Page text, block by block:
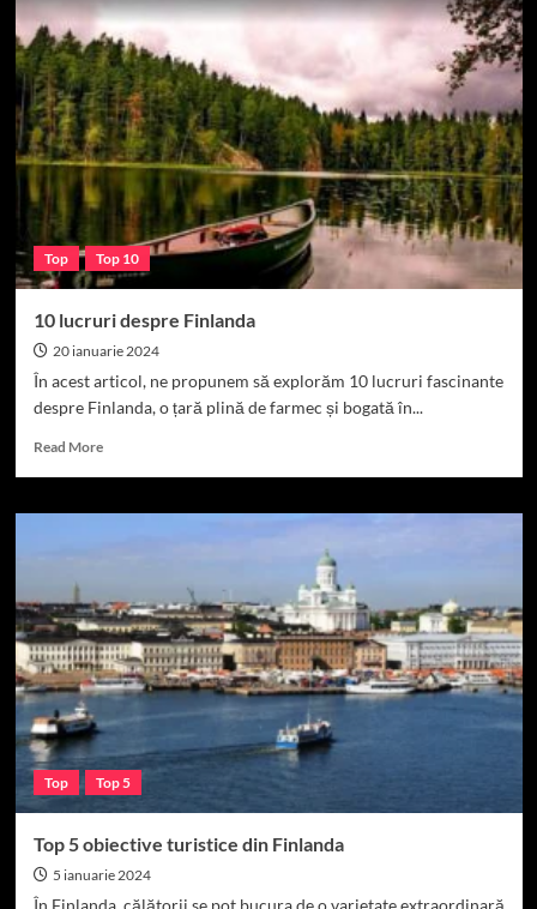
10
locuri
de
vizitat
in
Finlanda
Top Top 10
10 lucruri despre Finlanda
20 ianuarie 2024
În acest articol, ne propunem să explorăm 10 lucruri fascinante
despre Finlanda, o țară plină de farmec și bogată în...
Read MoreRead
10
Top Top 5
Top 5 obiective turistice din Finlanda
5 ianuarie 2024
În Finlanda, călătorii se pot bucura de o varietate extraordinară